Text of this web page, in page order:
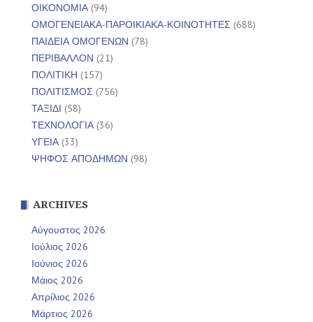
ΟΙΚΟΝΟΜΙΑ(94)
ΟΜΟΓΕΝΕΙΑΚΑ-ΠΑΡΟΙΚΙΑΚΑ-ΚΟΙΝΟΤΗΤΕΣ (688)
ΠΑΙΔΕΙΑ ΟΜΟΓΕΝΩΝ (78)
ΠΕΡΙΒΑΛΛΟΝ (21)
ΠΟΛΙΤΙΚΗ (157)
ΠΟΛΙΤΙΣΜΟΣ (756)
ΤΑΞΙΔΙ (58)
ΤΕΧΝΟΛΟΓΙΑ(36)
ΥΓΕΙΑ(33)
ΨΗΦΟΣ ΑΠΟΔΗΜΩΝ (98)
ARCHIVES
Αύγουστος 2026
Ιούλιος 2026
Ιούνιος 2026
Μάιος 2026
Απρίλιος 2026
Μάρτιος 2026